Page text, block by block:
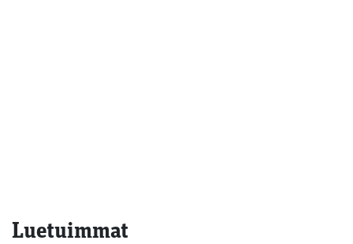
Luetuimmat